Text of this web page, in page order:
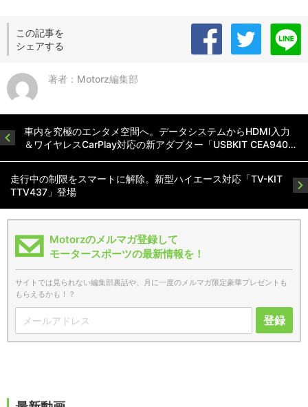
この記事を
シェアする
著者：Motorz編集部
車内を究極のエンタメ空間へ。データシステムからHDMI入力
＆ワイヤレスCarPlay対応の新アダプター「USBKIT CEA940…
走行中の制限をスマートに解除。新型ハイエース対応「TV-KIT
TTV437」登場
Motorzのメルマガ登録して
モータースポーツの最新情報を！
サイトでは見られない編集部裏話や、月に一度のメルマガ限定豪華プレゼントも
もらえるかも！？
登録